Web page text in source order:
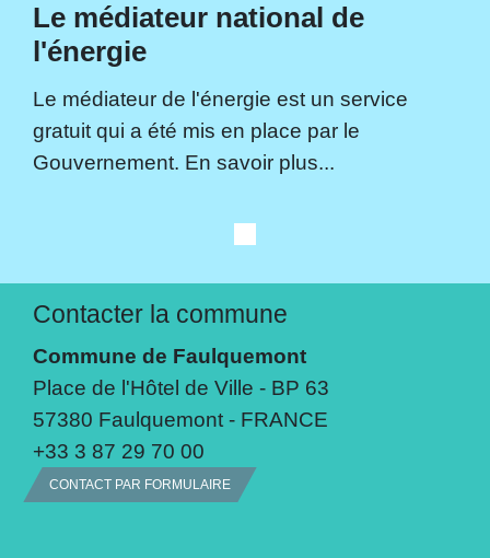
Le médiateur national de
l'énergie
Le médiateur de l'énergie est un service
gratuit qui a été mis en place par le
Gouvernement. En savoir plus...
Contacter la commune
Commune de Faulquemont
Place de l'Hôtel de Ville - BP 63
57380 Faulquemont - FRANCE
+33 3 87 29 70 00
CONTACT PAR FORMULAIRE